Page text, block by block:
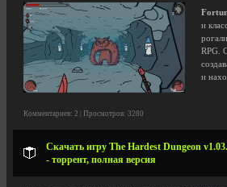
и
RPG.
и
Комментариев: 2 | Просмотров: 3280
Скачать игру The Hardest Dungeon
- торрент, полная версия